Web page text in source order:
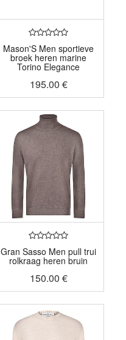
Mason'S Men sportieve
broek heren marine
Torino Elegance
195.00 €
Gran Sasso Men pull trui
rolkraag heren bruin
150.00 €